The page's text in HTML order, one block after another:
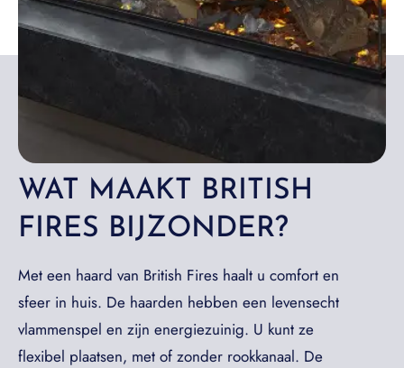
WAT MAAKT BRITISH
FIRES BIJZONDER?
Met een haard van British Fires haalt u comfort en
sfeer in huis. De haarden hebben een levensecht
vlammenspel en zijn energiezuinig. U kunt ze
flexibel plaatsen, met of zonder rookkanaal. De